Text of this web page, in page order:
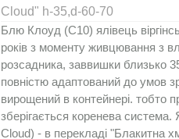
Cloud" h-35,d-60-70
Блю Клоуд (С10) ялівець
років з моменту живцювання з
розсадника, заввишки близько
повністю адаптований до умов
вирощений в контейнері. тобто
зберігається коренева
Cloud) - в перекладі "Блакитна